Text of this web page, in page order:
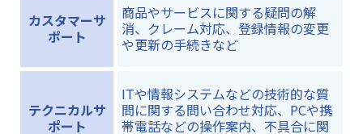
カスタマーサ
ポート
商品やサービスに関する疑問の解
消、クレーム対応、登録情報の変更
や更新の手続きなど
テクニカルサ
ポート
ITや情報システムなどの技術的な質
問に関する問い合わせ対応、PCや携
帯電話などの操作案内、不具合に関